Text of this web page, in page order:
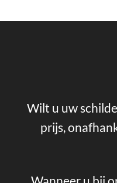
Wilt u uw
prijs,